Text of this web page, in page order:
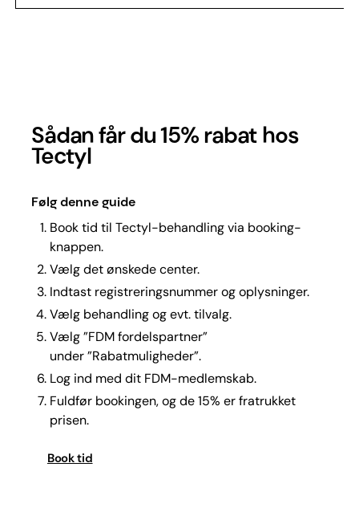
Sådan får du 15% rabat hos
Tectyl
Følg denne guide
Book tid til Tectyl-behandling via booking-
knappen.
Vælg det ønskede center.
Indtast registreringsnummer og oplysninger.
Vælg behandling og evt. tilvalg.
Vælg ”FDM fordelspartner”
under ”Rabatmuligheder”.
Log ind med dit FDM-medlemskab.
Fuldfør bookingen, og de 15% er fratrukket
prisen.
Book tid